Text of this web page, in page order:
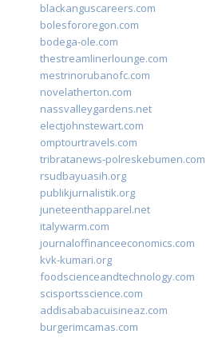
blackanguscareers.com
bolesfororegon.com
bodega-ole.com
thestreamlinerlounge.com
mestrinorubanofc.com
novelatherton.com
nassvalleygardens.net
electjohnstewart.com
omptourtravels.com
tribratanews-polreskebumen.com
rsudbayuasih.org
publikjurnalistik.org
juneteenthapparel.net
italywarm.com
journaloffinanceeconomics.com
kvk-kumari.org
foodscienceandtechnology.com
scisportsscience.com
addisababacuisineaz.com
burgerimcamas.com